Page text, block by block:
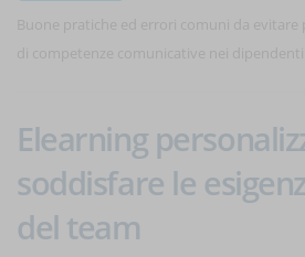
Elearning
soddisfare le
del team